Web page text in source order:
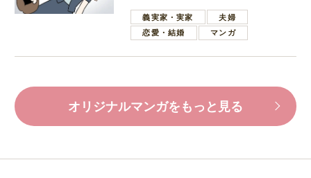
葉で励ます夫
義実家・実家
夫婦
恋愛・結婚
マンガ
オリジナルマンガをもっと見る